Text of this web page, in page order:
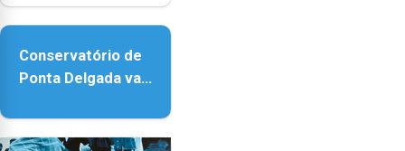
acessibilidade
Conservatório de
Ponta Delgada vai
instrumentos